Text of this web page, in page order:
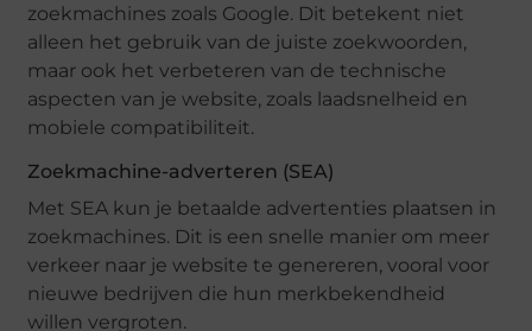
zoekmachines zoals Google. Dit betekent niet
alleen het gebruik van de juiste zoekwoorden,
maar ook het verbeteren van de technische
aspecten van je website, zoals laadsnelheid en
mobiele compatibiliteit.
Zoekmachine-adverteren (SEA)
Met SEA kun je betaalde advertenties plaatsen in
zoekmachines. Dit is een snelle manier om meer
verkeer naar je website te genereren, vooral voor
nieuwe bedrijven die hun merkbekendheid
willen vergroten.